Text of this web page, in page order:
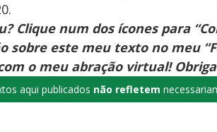
Clique num dos ícones para
sobre este meu texto no meu
o meu abração virtual!
aqui publicados não refletem